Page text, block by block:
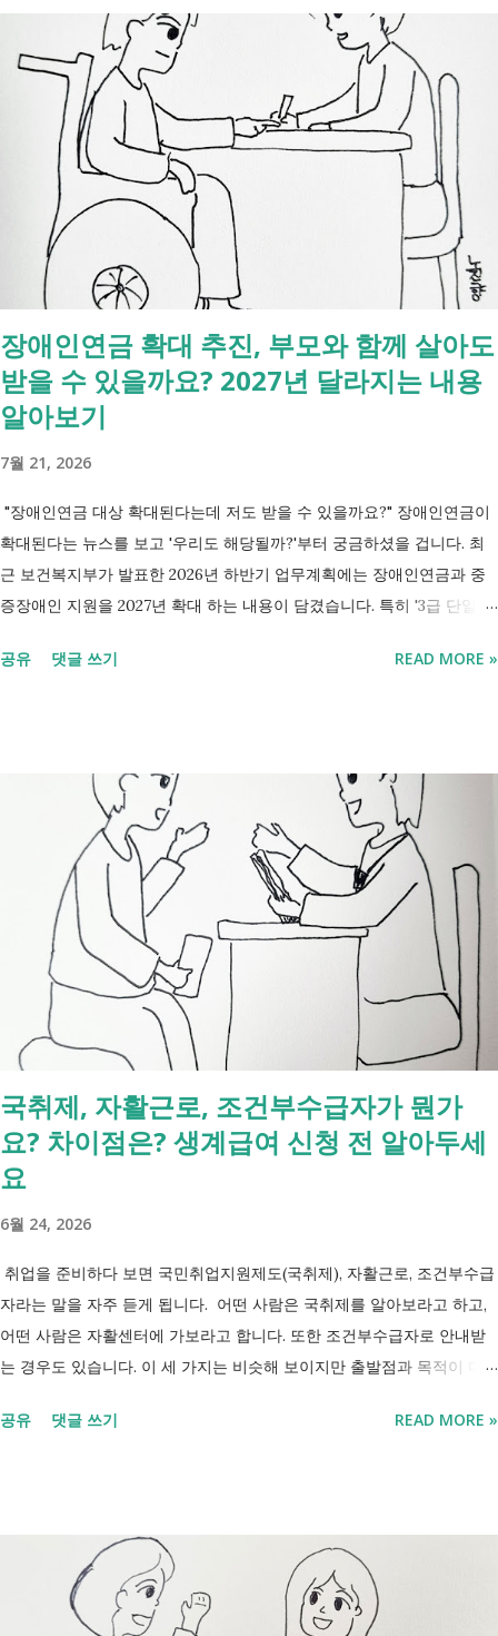
모든 절차를 대신 처리해주지는 않습니다. 행정복지센터에서는 - 금융재
산, 부동산, 세금, 연금 등 '조회' 신청할 수 있습니다. 나머지는 직접 해야
합니다. - 상속포기 또는 한정승인 법원 - 상속세, 취득세 신고 세무서, 시
군구청 - 예금 인출, 보험금 청구 은행, 보험사 사망신고 당일에 끝낼 수
있는 건 '신청까지', 처리는 2주 후 부터입니다. [조회되는 것 vs 안되는
것] 구분 조회 가능 조회 불가 금융 은행, 보험, 증권 사금융, 개인 간 거래
세금 국세, 지방세 - 자산 부동산, 자동차 해외 자산, 현금 기타 연금 사업
상 채무, 구독 [함께보면 좋은 링크] - 부모님 사망 후 ...
장애인연금 확대 추진, 부모와 함께 살아도
받을 수 있을까요? 2027년 달라지는 내용
알아보기
7월 21, 2026
"장애인연금 대상 확대된다는데 저도 받을 수 있을까요?" 장애인연금이
확대된다는 뉴스를 보고 '우리도 해당될까?'부터 궁금하셨을 겁니다. 최
근 보건복지부가 발표한 2026년 하반기 업무계획에는 장애인연금과 중
증장애인 지원을 2027년 확대 하는 내용이 담겼습니다. 특히 '3급 단일장
포함되면서 많은 분들이 관심을 갖고 있습니다. 이번 글에서는 장애인과
일 발표된 보건복지부 업무계획에 담긴 내용은 무엇인가요? 2027년 보건
복지부의 업무계획에 담긴 장애인관련은 어떤 내용이 있는지 살펴보겠습
니다. 정부 업무계획 내용 추진 시기 3급 단일장애까지 장애인연금 지급
2027년 중증장애인 생계급여 부양의무자 기준 폐지 2027년 하반기 활동
지원서비스 65세 이후 선택권 보장 2027년 7월 최중증 발달장애인 24시
간 긴급돌봄 확대 확대 추진 장애인 공공일자리 지속 확대 계속 추진 ※
업무계획에 담긴 내용으로, 법 개정과 예산 반영 등을 거쳐 시행될 예정
입니다. 부모와 함께 살아도 장애인연금을 받을 수 있을까요? 이번 보건
복지부 업무계획이 발표된 뒤 많은 분들이 질문하셨습니다. "부모와 같이
살면 장애인연금을 받을 수 없나요?" "혼자 살아야만 받을 수 있는 건가
요?" 결론부터 말씀드리면 부모와 함께 거주한다는 이유만으로 장애인연
금을 받을 수 없는 것은 아닙니다. 많은 분들이 이번 업무계획에 포함된
'중증장애인 생계급여 부양의무자 기준 폐지' 와 장애인연금 을 같은 제도
연금 생계급여 목적 장애로 인한 ...
공유 댓글 쓰기 READ MORE »
국취제, 자활근로, 조건부수급자가 뭔가
요? 차이점은? 생계급여 신청 전 알아두세
요
6월 24, 2026
취업을 준비하다 보면 국민취업지원제도(국취제), 자활근로, 조건부수급
자라는 말을 자주 듣게 됩니다. 어떤 사람은 국취제를 알아보라고 하고,
어떤 사람은 자활센터에 가보라고 합니다. 또한 조건부수급자로 안내받
는 경우도 있습니다. 이 세 가지는 비슷해 보이지만 출발점과 목적이 다
것조차 포기하고 싶어집니다. 그래서 포기하지 않길 바라는 마음에 쉽게
눈에 비교해 보세요 구분 국민취업지원제도 자활근로 조건부수급자 운영
고용노동부 보건복지부·지자체 보건복지부·지자체 대상 취업을 원하는
저소득층, 청년, 중장년 수급자 및 차상위계층 근로능력이 있는 생계급여
공유 댓글 쓰기 READ MORE »